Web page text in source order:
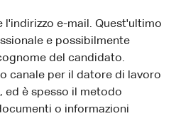
l'indirizzo e-mail. Quest'ultimo
e possibilmente
del candidato.
canale per il datore di lavoro
ed è spesso il metodo
o informazioni